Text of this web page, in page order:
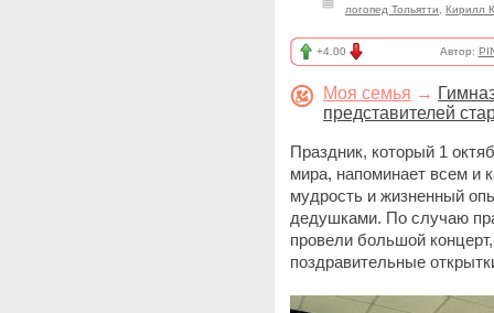
логопед Тольятти
Кирилл
+4.00 Автор:
Моя семья →
представителей
Праздник, который 1
мира, напоминает всем и
мудрость и жизненный
дедушками. По случаю
провели большой
поздравительные